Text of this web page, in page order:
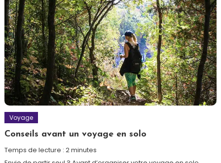
Voyage
Conseils avant un voyage en solo
Temps de lecture : 2minutes